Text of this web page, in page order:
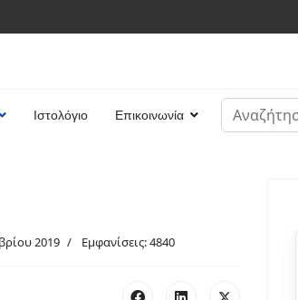
Ιστολόγιο Επικοινωνία
Αναζήτηση
2019 Εμφανίσεις: 4840